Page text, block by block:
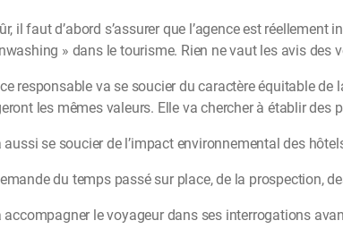
il faut d’abord s’assurer que l’agence est
» dans le tourisme. Rien ne vaut les avis des
responsable va se soucier du caractère équitable
les mêmes valeurs. Elle va chercher à établir des
aussi se soucier de l’impact environnemental des
du temps passé sur place, de la prospection,
accompagner le voyageur dans ses interrogations